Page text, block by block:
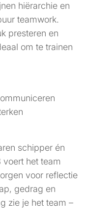
hiërarchie en
teamwork.
presteren en
om te trainen
schipper én
voert het team
voor reflectie
gedrag en
zie je het team –